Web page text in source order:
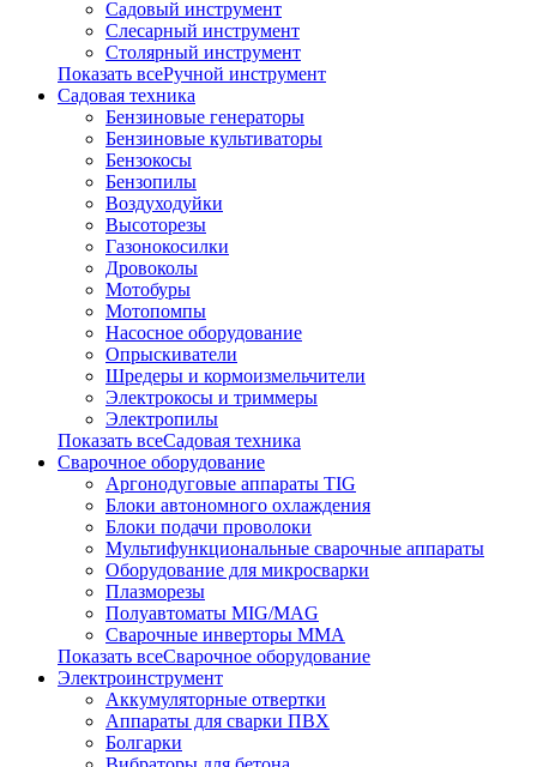
Садовый инструмент
Слесарный инструмент
Столярный инструмент
Показать всеРучной инструмент
Садовая техника
Бензиновые генераторы
Бензиновые культиваторы
Бензокосы
Бензопилы
Воздуходуйки
Высоторезы
Газонокосилки
Дровоколы
Мотобуры
Мотопомпы
Насосное оборудование
Опрыскиватели
Шредеры и кормоизмельчители
Электрокосы и триммеры
Электропилы
Показать всеСадовая техника
Сварочное оборудование
Аргонодуговые аппараты TIG
Блоки автономного охлаждения
Блоки подачи проволоки
Мультифункциональные сварочные аппараты
Оборудование для микросварки
Плазморезы
Полуавтоматы MIG/MAG
Сварочные инверторы ММА
Показать всеСварочное оборудование
Электроинструмент
Аккумуляторные отвертки
Аппараты для сварки ПВХ
Болгарки